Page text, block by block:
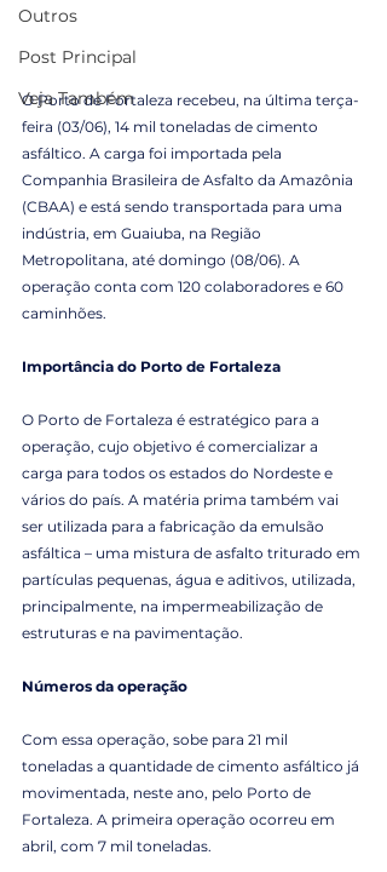
Outros
Post Principal
Veja Também
O Porto de Fortaleza recebeu, na última terça-
feira (03/06), 14 mil toneladas de cimento
asfáltico. A carga foi importada pela
Companhia Brasileira de Asfalto da Amazônia
(CBAA) e está sendo transportada para uma
indústria, em Guaiuba, na Região
Metropolitana, até domingo (08/06). A
operação conta com 120 colaboradores e 60
caminhões.
Importância do Porto de Fortaleza
O Porto de Fortaleza é estratégico para a
operação, cujo objetivo é comercializar a
carga para todos os estados do Nordeste e
vários do país. A matéria prima também vai
ser utilizada para a fabricação da emulsão
asfáltica – uma mistura de asfalto triturado em
partículas pequenas, água e aditivos, utilizada,
principalmente, na impermeabilização de
estruturas e na pavimentação.
Números da operação
Com essa operação, sobe para 21 mil
toneladas a quantidade de cimento asfáltico já
movimentada, neste ano, pelo Porto de
Fortaleza. A primeira operação ocorreu em
abril, com 7 mil toneladas.